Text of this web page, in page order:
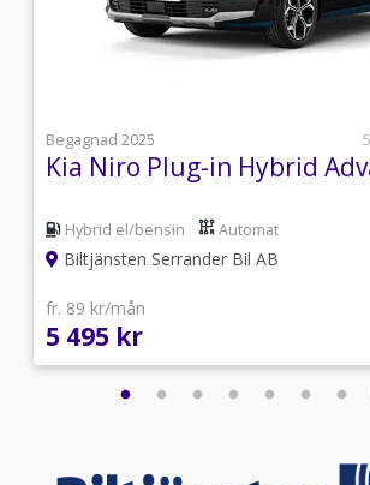
Begagnad 2025
Kia Niro Plug-in Hybrid
Hybrid el/bensin Automat
Biltjänsten Serrander Bil AB
fr. 89 kr/mån
5 495 kr